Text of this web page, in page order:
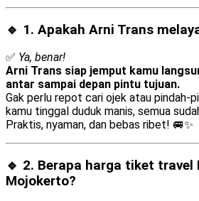
🔹 1. Apakah Arni Trans
✅ Ya, benar!
Arni Trans siap jemput kamu
antar sampai depan pintu tujuan.
Gak perlu repot cari ojek atau pindah-
kamu tinggal duduk manis, semua
Praktis, nyaman, dan bebas ribet! 🚐✨
🔹 2. Berapa harga tiket travel
Mojokerto?